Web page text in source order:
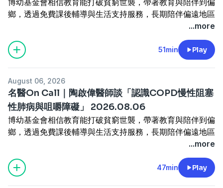
台新臺灣 IC 設計（基金之配息來源可能為收益平準金），
精選台灣 IC 設計優質企業，一次布局產業龍頭。掌握 AI 半
導體成長契機，讓投資更有效率！
了解更多 🔗
投資一定有風險，基金投資有賺有賠，申購前應詳閱公開說
—— 以上為 KKBOX 與 Firstory Podcast 廣告 ——
✨強哥新節目開張！訂閱《加油！強一點》Podcast：
https://open.firstory.me/user/98-gogoone/platforms
鄉，透過免費課後輔導與生活支持服務，長期陪伴偏遠地區
「期待有一天，教育能終止貧窮世襲，弭平城鄉及貧富差
距，讓每個孩子都有選擇未來的能力。」
捐款連結▶️
—— 以上為 FMTaiwan 與 Firstory Podcast 廣告 ——
台新臺灣 IC 設計（基金之配息來源可能為收益平準金），
精選台灣 IC 設計優質企業，一次布局產業龍頭。掌握 AI 半
導體成長契機，讓投資更有效率！
了解更多 🔗
投資一定有風險，基金投資有賺有賠，申購前應詳閱公開說
...more
51min Play
August 06, 2026
名醫On Call｜陶啟偉醫師談「認識COPD慢性阻塞
性肺病與咀嚼障礙」 2026.08.06
博幼基金會相信教育能打破貧窮世襲，帶著教育與陪伴到偏
鄉，透過免費課後輔導與生活支持服務，長期陪伴偏遠地區
「期待有一天，教育能終止貧窮世襲，弭平城鄉及貧富差
距，讓每個孩子都有選擇未來的能力。」
捐款連結▶️
...more
47min Play